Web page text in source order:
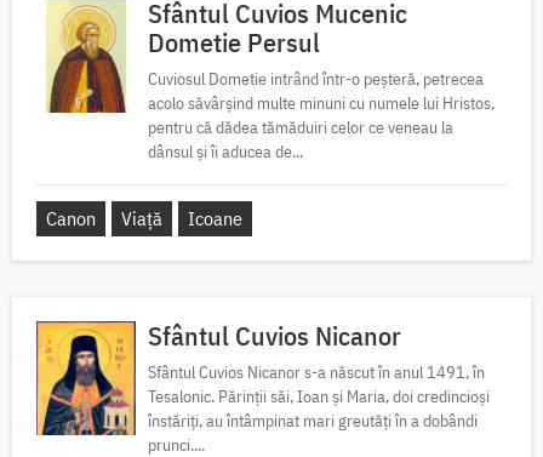
Sfântul Cuvios Mucenic
Dometie Persul
Cuviosul Dometie intrând într-o peșteră, petrecea
acolo săvârșind multe minuni cu numele lui Hristos,
pentru că dădea tămăduiri celor ce veneau la
dânsul și îi aducea de...
Canon Viață Icoane
Sfântul Cuvios Nicanor
Sfântul Cuvios Nicanor s-a născut în anul 1491, în
Tesalonic. Părinții săi, Ioan și Maria, doi credincioși
înstăriți, au întâmpinat mari greutăți în a dobândi
prunci....